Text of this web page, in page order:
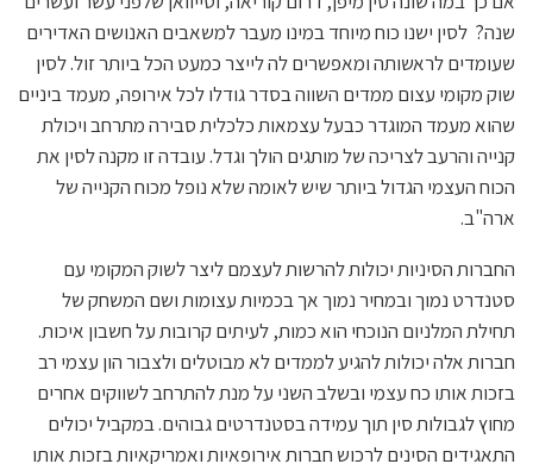
שנה? לסין ישנו כוח מיוחד במינו מעבר למשאבים האנושים האדירים
שעומדים לראשותה ומאפשרים לה לייצר כמעט הכל ביותר זול. לסין
שוק מקומי עצום ממדים השווה בסדר גודלו לכל אירופה, מעמד ביניים
שהוא מעמד המוגדר כבעל עצמאות כלכלית סבירה מתרחב ויכולת
קנייה והרעב לצריכה של מותגים הולך וגדל. עובדה זו מקנה לסין את
הכוח העצמי הגדול ביותר שיש לאומה שלא נופל מכוח הקנייה של
ארה"ב.
החברות הסיניות יכולות להרשות לעצמם ליצר לשוק המקומי עם
סטנדרט נמוך ובמחיר נמוך אך בכמיות עצומות ושם המשחק של
תחילת המלניום הנוכחי הוא כמות, לעיתים קרובות על חשבון איכות.
חברות אלה יכולות להגיע לממדים לא מבוטלים ולצבור הון עצמי רב
בזכות אותו כח עצמי ובשלב השני על מנת להתרחב לשווקים אחרים
מחוץ לגבולות סין תוך עמידה בסטנדרטים גבוהים. במקביל יכולים
התאגידים הסינים לרכוש חברות אירופאיות ואמריקאיות בזכות אותו